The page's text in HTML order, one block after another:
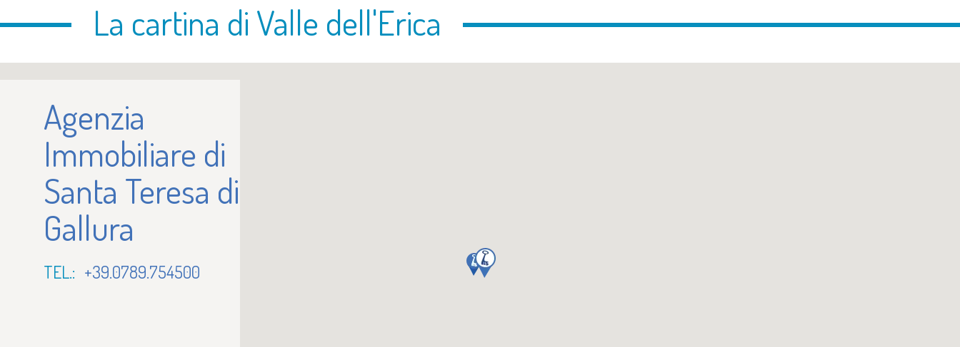
La cartina di Valle dell'Erica
Agenzia
Immobiliare di
Santa Teresa di
Gallura
TEL.: +39.0789.754500